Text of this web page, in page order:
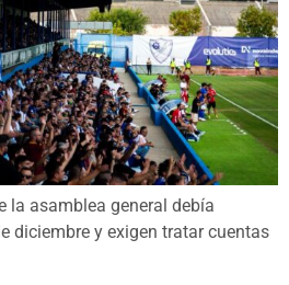
la asamblea general debía
diciembre y exigen tratar cuentas